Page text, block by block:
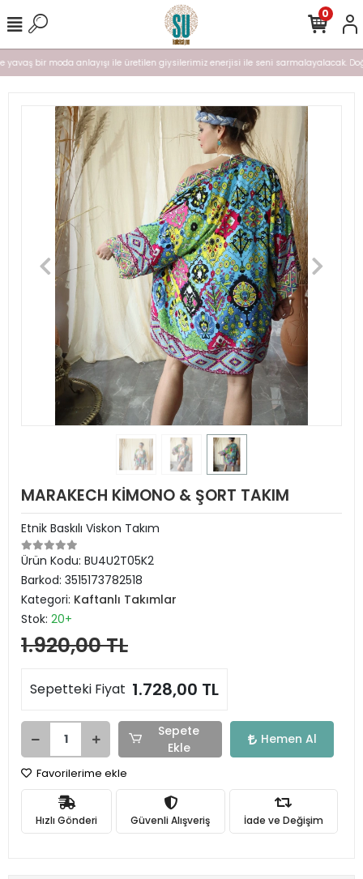
ve yavaş bir moda anlayışı ile üretilen giysilerimiz enerjisi ile seni sarmalayalacak.
0
MARAKECH KİMONO & ŞORT TAKIM
Etnik Baskılı Viskon Takım
Ürün Kodu: BU4U2T05K2
Barkod: 3515173782518
Kategori: Kaftanlı Takımlar
Stok: 20+
1.920,00 TL
Sepetteki Fiyat 1.728,00 TL
Sepete
Ekle
Hemen Al
Favorilerime ekle
Hızlı Gönderi Güvenli Alışveriş İade ve Değişim